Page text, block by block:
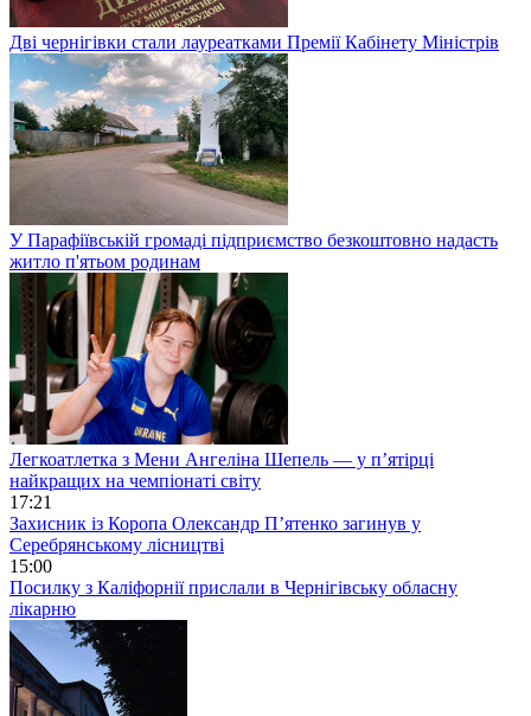
Дві чернігівки стали лауреатками Премії Кабінету Міністрів
У Парафіївській громаді підприємство безкоштовно надасть
житло п'ятьом родинам
Легкоатлетка з Мени Ангеліна Шепель — у п’ятірці
найкращих на чемпіонаті світу
17:21
Захисник із Коропа Олександр П’ятенко загинув у
Серебрянському лісництві
15:00
Посилку з Каліфорнії прислали в Чернігівську обласну
лікарню